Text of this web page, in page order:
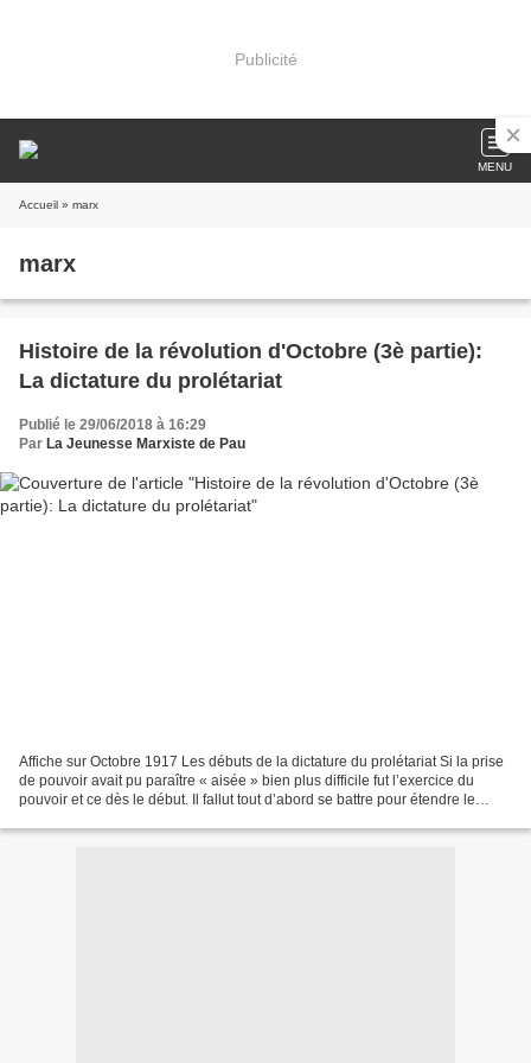
Publicité
MENU
Accueil » marx
marx
Histoire de la révolution d'Octobre (3è partie):
La dictature du prolétariat
Publié le 29/06/2018 à 16:29
Par La Jeunesse Marxiste de Pau
Affiche sur Octobre 1917 Les débuts de la dictature du prolétariat Si la prise
de pouvoir avait pu paraître « aisée » bien plus difficile fut l’exercice du
pouvoir et ce dès le début. Il fallut tout d’abord se battre pour étendre le